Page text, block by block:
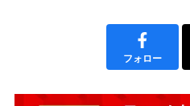
フォロー